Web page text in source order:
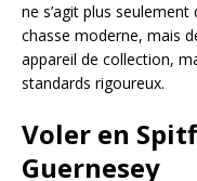
ne s’agit plus seulement
chasse moderne, mais
appareil de collection,
standards rigoureux.
Voler en
Guernesey